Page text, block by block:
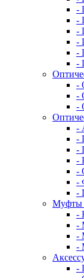
-
-
-
-
-
-
-
-
-
-
-
-
-
-
-
-
Муфты
-
-
-
-
-